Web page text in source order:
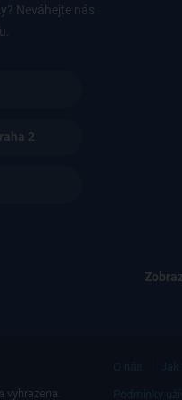
Neváhejte nás
2
vyhrazena.